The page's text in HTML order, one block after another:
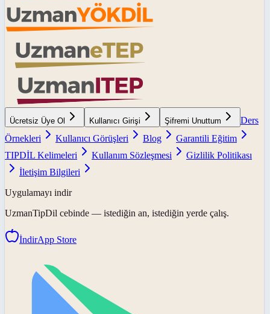
Ücretsiz Üye Ol Kullanıcı Girişi Şifremi Unuttum
Ders
Örnekleri
Kullanıcı Görüşleri Blog
Garantili Eğitim
TIPDİL Kelimeleri
Kullanım Sözleşmesi
Gizlilik Politikası
İletişim Bilgileri
Uygulamayı indir
UzmanTipDil cebinde — istediğin an, istediğin yerde çalış.
İndirApp Store